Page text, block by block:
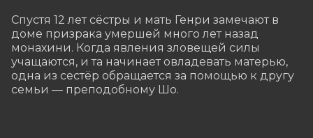
Спустя 12 лет сёстры и мать Генри замечают в
доме призрака умершей много лет назад
монахини. Когда явления зловещей силы
учащаются, и та начинает овладевать матерью,
одна из сестёр обращается за помощью к другу
семьи — преподобному Шо.